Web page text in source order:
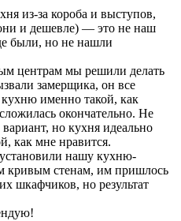
из-за короба и выступов,
и дешевле) — это не наш
были, но не нашли
центрам мы решили делать
замерщика, он все
именно такой, как
окончательно. Не
но кухня идеально
как мне нравится.
нашу кухню-
кривым стенам, им пришлось
шкафчиков, но результат